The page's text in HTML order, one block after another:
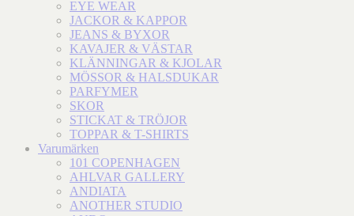
EYE WEAR
JACKOR & KAPPOR
JEANS & BYXOR
KAVAJER & VÄSTAR
KLÄNNINGAR & KJOLAR
MÖSSOR & HALSDUKAR
PARFYMER
SKOR
STICKAT & TRÖJOR
TOPPAR & T-SHIRTS
Varumärken
101 COPENHAGEN
AHLVAR GALLERY
ANDIATA
ANOTHER STUDIO